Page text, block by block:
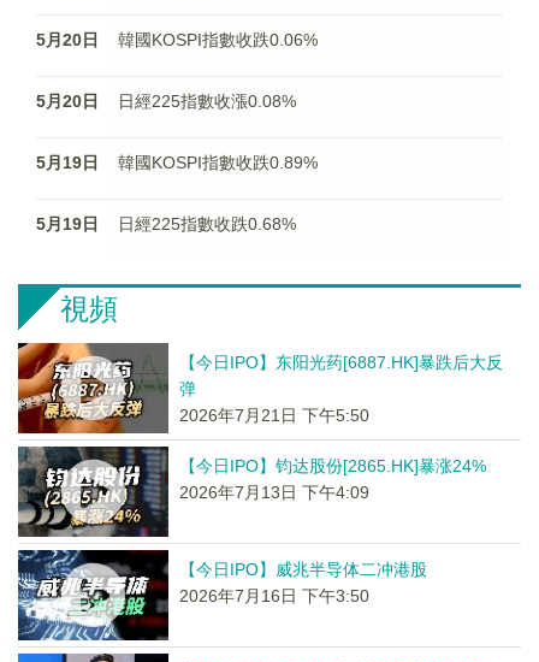
5月20日 韓國KOSPI指數收跌0.06%
5月20日 日經225指數收漲0.08%
5月19日 韓國KOSPI指數收跌0.89%
5月19日 日經225指數收跌0.68%
視頻
【今日IPO】东阳光药[6887.HK]暴跌后大反
弹
2026年7月21日 下午5:50
【今日IPO】钧达股份[2865.HK]暴涨24%
2026年7月13日 下午4:09
【今日IPO】威兆半导体二冲港股
2026年7月16日 下午3:50